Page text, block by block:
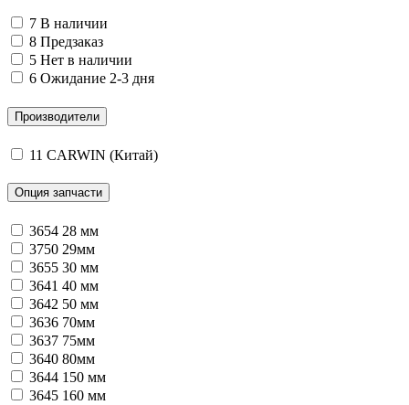
7 В наличии
8 Предзаказ
5 Нет в наличии
6 Ожидание 2-3 дня
Производители
11 CARWIN (Китай)
Опция запчасти
3654 28 мм
3750 29мм
3655 30 мм
3641 40 мм
3642 50 мм
3636 70мм
3637 75мм
3640 80мм
3644 150 мм
3645 160 мм